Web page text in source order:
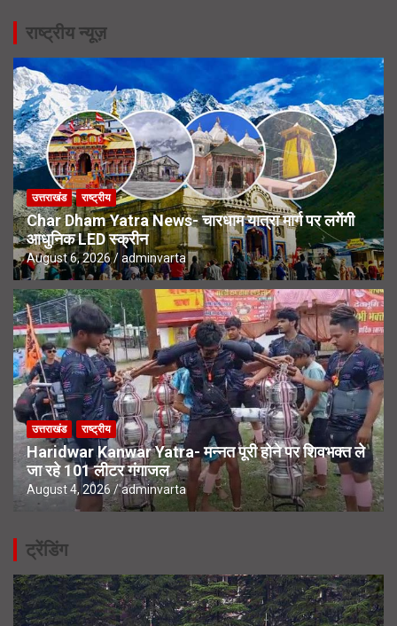
राष्ट्रीय न्यूज़
उत्तराखंड राष्ट्रीय
Char Dham Yatra News- चारधाम यात्रा मार्ग पर लगेंगी
आधुनिक LED स्क्रीन
August 6, 2026 adminvarta
उत्तराखंड राष्ट्रीय
Haridwar Kanwar Yatra- मन्नत पूरी होने पर शिवभक्त ले
जा रहे 101 लीटर गंगाजल
August 4, 2026 adminvarta
ट्रेंडिंग